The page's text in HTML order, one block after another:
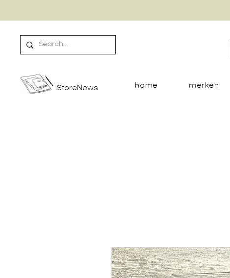
StoreNews home merken